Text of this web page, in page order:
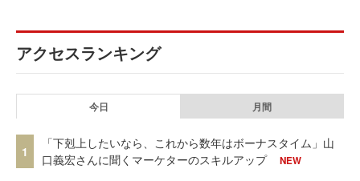
アクセスランキング
今日 月間
1
「下剋上したいなら、これから数年はボーナスタイム」山
口義宏さんに聞くマーケターのスキルアップ
NEW